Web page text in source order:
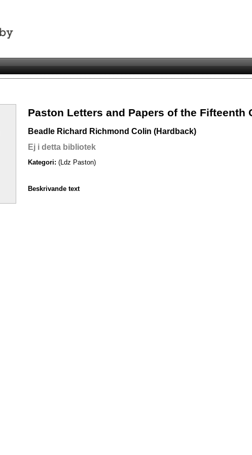
Paston Letters and Papers of the Fifteenth
Beadle Richard Richmond Colin (Hardback)
Ej i detta bibliotek
Kategori: (Ldz Paston)
Beskrivande text